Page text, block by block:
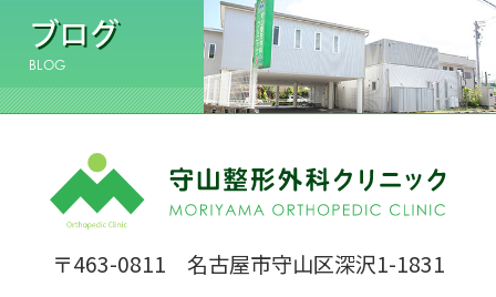
ブログ
BLOG
〒463-0811 名古屋市守山区深沢1-1831